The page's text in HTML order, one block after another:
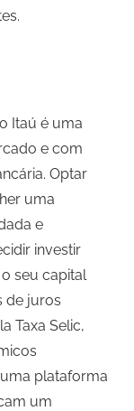
Itaú é uma
e com
Optar
uma
e
investir
seu capital
de juros
Taxa Selic,
plataforma
um